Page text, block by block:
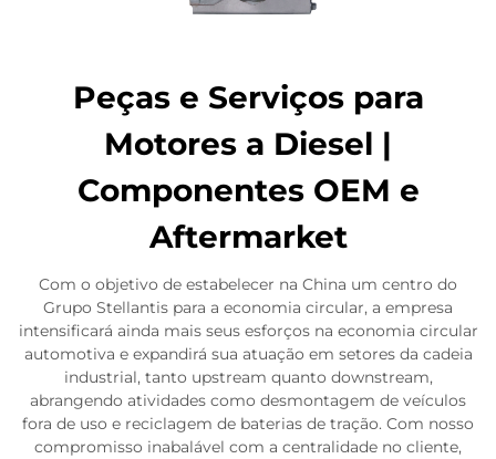
Peças e Serviços para
Motores a Diesel |
Componentes OEM e
Aftermarket
Com o objetivo de estabelecer na China um centro do
Grupo Stellantis para a economia circular, a empresa
intensificará ainda mais seus esforços na economia circular
automotiva e expandirá sua atuação em setores da cadeia
industrial, tanto upstream quanto downstream,
abrangendo atividades como desmontagem de veículos
fora de uso e reciclagem de baterias de tração. Com nosso
compromisso inabalável com a centralidade no cliente,